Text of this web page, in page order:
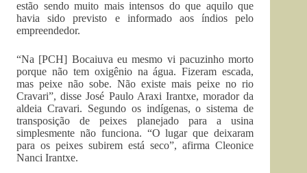
estão sendo muito mais intensos do que aquilo que
havia sido previsto e informado aos índios pelo
empreendedor.
“Na [PCH] Bocaiuva eu mesmo vi pacuzinho morto
porque não tem oxigênio na água. Fizeram escada,
mas peixe não sobe. Não existe mais peixe no rio
Cravari”, disse José Paulo Araxi Irantxe, morador da
aldeia Cravari. Segundo os indígenas, o sistema de
transposição de peixes planejado para a usina
simplesmente não funciona. “O lugar que deixaram
para os peixes subirem está seco”, afirma Cleonice
Nanci Irantxe.